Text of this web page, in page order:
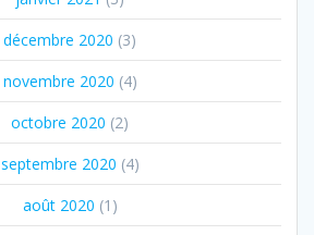
décembre 2020 (3)
novembre 2020 (4)
octobre 2020 (2)
septembre 2020 (4)
août 2020 (1)